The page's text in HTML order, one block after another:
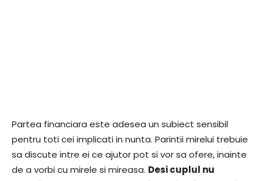
Partea financiara este adesea un subiect sensibil
pentru toti cei implicati in nunta. Parintii mirelui trebuie
sa discute intre ei ce ajutor pot si vor sa ofere, inainte
de a vorbi cu mirele si mireasa. Desi cuplul nu